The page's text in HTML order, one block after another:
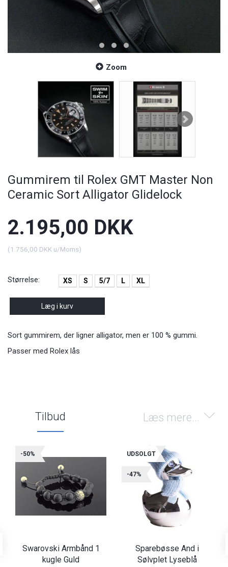
Zoom
Gummirem til Rolex GMT Master Non
Ceramic Sort Alligator Glidelock
2.195,00 DKK
(1.756,00 DKK u/Moms)
Størrelse: XS S 5/7 L XL
Læg i kurv
Sort gummirem, der ligner alligator, men er 100 % gummi.
Passer med Rolex lås
Læs mere...
Tilbud
-50%
Swarovski Armbånd 1
kugle Guld
UDSOLGT
-47%
Sparebøsse And i
Sølvplet Lyseblå